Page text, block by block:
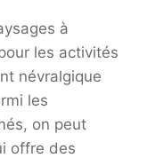
à
les activités
névralgique
les
on peut
offre des